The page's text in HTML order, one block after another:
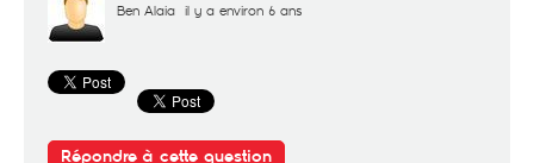
Ben Alaia il y a environ 6 ans
Répondre à cette question